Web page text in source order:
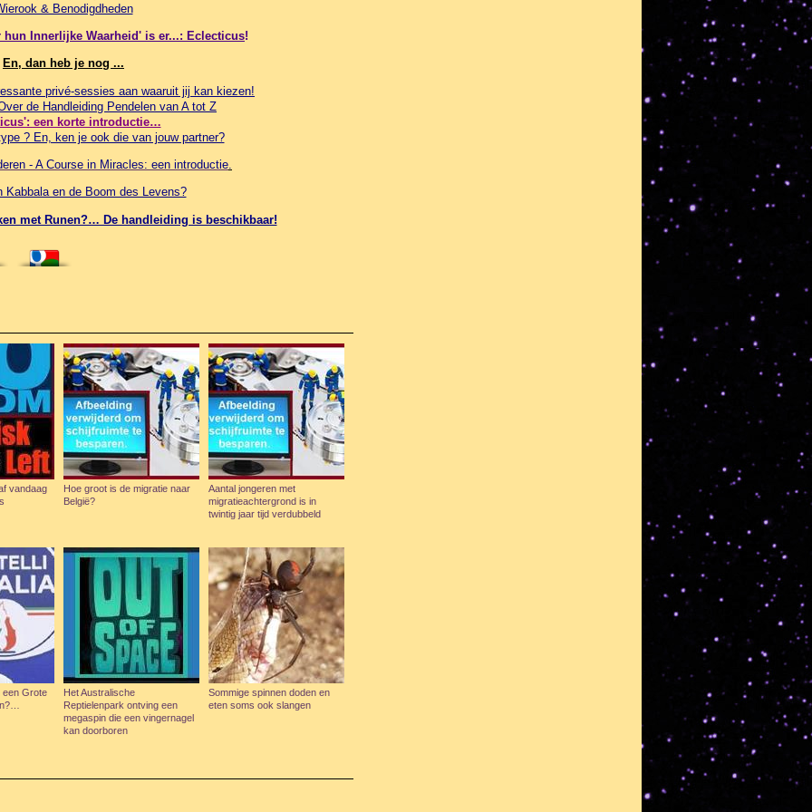
& Benodigdheden
hun Innerlijke Waarheid' is er...: Eclecticus!
En, dan heb je nog ...
privé-sessies aan waaruit jij kan kiezen!
de Handleiding Pendelen van A tot Z
een korte introductie…
? En, ken je ook die van jouw partner?
- A Course in Miracles: een introductie.
Kabbala en de Boom des Levens?
met Runen?… De handleiding is beschikbaar!
vandaag
Hoe groot is de migratie naar
België?
Aantal jongeren met
migratieachtergrond is in
twintig jaar tijd verdubbeld
een Grote
Het Australische
Reptielenpark ontving een
megaspin die een vingernagel
kan doorboren
Sommige spinnen doden en
eten soms ook slangen